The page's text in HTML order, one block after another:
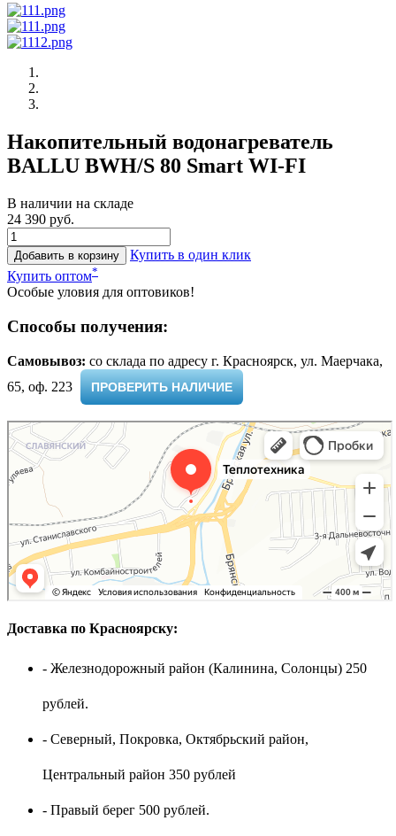
Накопительный водонагреватель
BALLU BWH/S 80 Smart WI-FI
В наличии на складе
24 390 руб.
Добавить в корзину
Купить в один клик
Купить оптом*
Особые уловия для оптовиков!
Способы получения:
Самовывоз: cо склада по адресу г. Красноярск, ул. Маерчака,
65, оф. 223 ​
ПРОВЕРИТЬ НАЛИЧИЕ
Доставка по Красноярску:
- Железнодорожный район (Калинина, Солонцы) 250
рублей.
- Северный, Покровка, Октябрьский район,
Центральный район 350 рублей
- Правый берег 500 рублей.